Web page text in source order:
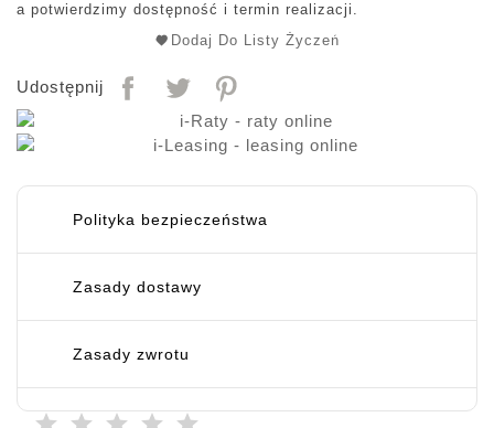
a potwierdzimy dostępność i termin realizacji.
Dodaj Do Listy Życzeń
Udostępnij
Polityka bezpieczeństwa
Zasady dostawy
Zasady zwrotu